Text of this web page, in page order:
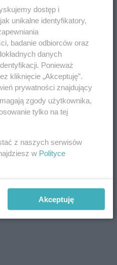
dostęp i
unikalne identyfikatory,
badanie odbiorców oraz
danych
Ponieważ
kliknięcie „Akceptuję”.
prywatności znajdujący
zgody użytkownika,
tylko na tej
z naszych serwisów
w Polityce
Akceptuję